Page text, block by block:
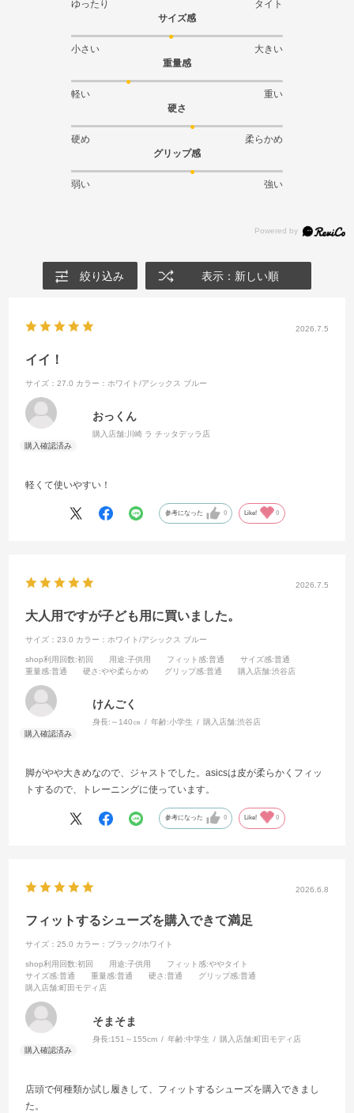
ゆったり
タイト
サイズ感
小さい
大きい
重量感
軽い
重い
硬さ
硬め
柔らかめ
グリップ感
弱い 強い
絞り込み 表示：新しい順
2026.7.5
イイ！
サイズ：27.0 カラー：ホワイト/アシックス ブルー
おっくん
購入店舗: 川崎 ラ チッタデッラ店
軽くて使いやすい！
参考になった 0 Like! 0
2026.7.5
大人用ですが子ども用に買いました。
サイズ：23.0 カラー：ホワイト/アシックス ブルー
shop利用回数:初回 用途:子供用 フィット感:普通 サイズ感:普通
重量感:普通 硬さ :やや柔らかめ グリップ感:普通 購入店舗:渋谷店
けんごく
身長: ～140㎝ 年齢:小学生 購入店舗:渋谷店
脚がやや大きめなので、ジャストでした。asicsは皮が柔らかくフィッ
トするので、トレーニングに使っています。
参考になった 0 Like! 0
2026.6.8
フィットするシューズを購入できて満足
サイズ：25.0 カラー：ブラック/ホワイト
shop利用回数:初回 用途:子供用 フィット感:ややタイト
サイズ感:普通 重量感:普通 硬さ :普通 グリップ感:普通
購入店舗:町田モディ店
そまそま
身長:151～155cm 年齢:中学生 購入店舗:町田モディ店
店頭で何種類か試し履きして、フィットするシューズを購入できまし
た。